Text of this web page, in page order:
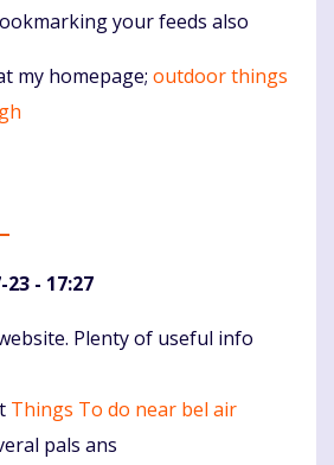
your feeds also
my homepage; outdoor things
23 - 17:27
Plenty of useful info
Things To do near bel air
pals ans